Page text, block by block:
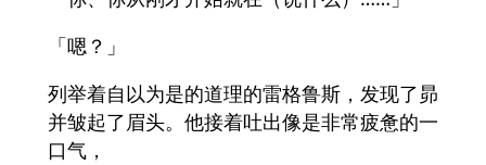
「嗯？」
列举着自以为是的道理的雷格鲁斯，发现了昴
并皱起了眉头。他接着吐出像是非常疲惫的一
口气，